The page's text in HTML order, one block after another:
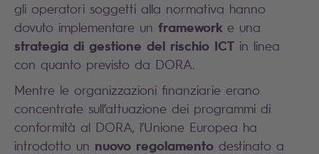
gli operatori soggetti alla normativa hanno
dovuto implementare un framework e una
strategia di gestione del rischio ICT in linea
con quanto previsto da DORA.
Mentre le organizzazioni finanziarie erano
concentrate sull’attuazione dei programmi di
conformità al DORA, l’Unione Europea ha
introdotto un nuovo regolamento destinato a